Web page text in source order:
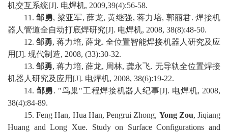
机交互系统[J]. 电焊机, 2009,39(4):56-58.
1 1 . 邹勇, 梁亚军,薛龙,黄继强,蒋力培, 郭丽君.焊接机
器人管道全自动打底焊研究[J]. 电焊机, 2008, 38(8):48-50.
1 2. 邹勇,蒋力培, 薛龙. 全位置智能焊接机器人研究及应
用 [J]. 现代制造, 2008, (33):30-32.
13. 邹勇,蒋力培, 薛龙, 周林,龚永飞. 无导轨全位置焊接
机器人研究及应用 [J]. 电焊机, 2008, 38(6):19-22.
14. 邹勇. "鸟巢"工程焊接机器人纪事[J]. 电焊机, 2008,
38(4):84-89.
15. Feng Han, Hua Han, Pengrui Zhong, Yong Zou, Jiqiang
Huang and Long Xue. Study on Surface Configurations and